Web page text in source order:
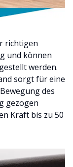
richtigen
und können
werden.
sorgt für eine
des
gezogen
Kraft bis zu 50